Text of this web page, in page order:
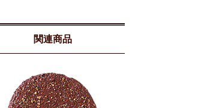
関連商品